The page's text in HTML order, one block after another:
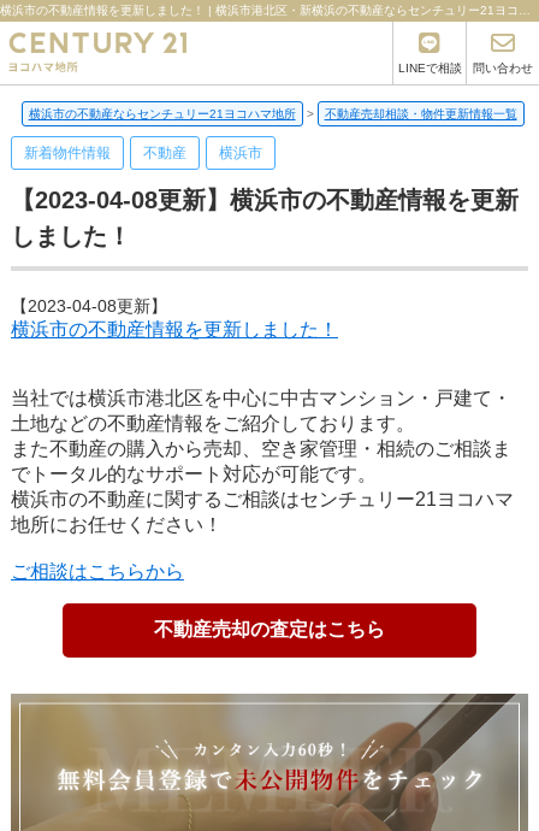
LINEで相談 問い合わせ
横浜市の不動産ならセンチュリー21ヨコハマ地所 > 不動産売却相談・物件更新情報一覧
新着物件情報 不動産 横浜市
【2023-04-08更新】横浜市の不動産情報を更新
しました！
【2023-04-08更新】
横浜市の不動産情報を更新しました！
当社では横浜市港北区を中心に中古マンション・戸建て・
土地などの不動産情報をご紹介しております。
また不動産の購入から売却、空き家管理・相続のご相談ま
でトータル的なサポート対応が可能です。
横浜市の不動産に関するご相談はセンチュリー21ヨコハマ
地所にお任せください！
ご相談はこちらから
不動産売却の査定はこちら